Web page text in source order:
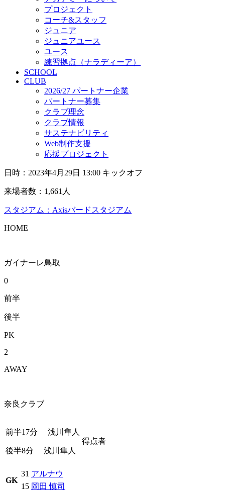
プロジェクト
コーチ&スタッフ
ジュニア
ジュニアユース
ユース
練習拠点（ナラディーア）
SCHOOL
CLUB
2026/27 パートナー企業
パートナー募集
クラブ理念
クラブ情報
サステナビリティ
Web制作支援
応援プロジェクト
日時：2023年4月29日 13:00 キックオフ
来場者数：1,661人
スタジアム：Axisバードスタジアム
HOME
ガイナーレ鳥取
0
前半
後半
PK
2
AWAY
奈良クラブ
前半17分 浅川隼人
後半8分 浅川隼人
得点者
GK
31 アルナウ
15 岡田 慎司